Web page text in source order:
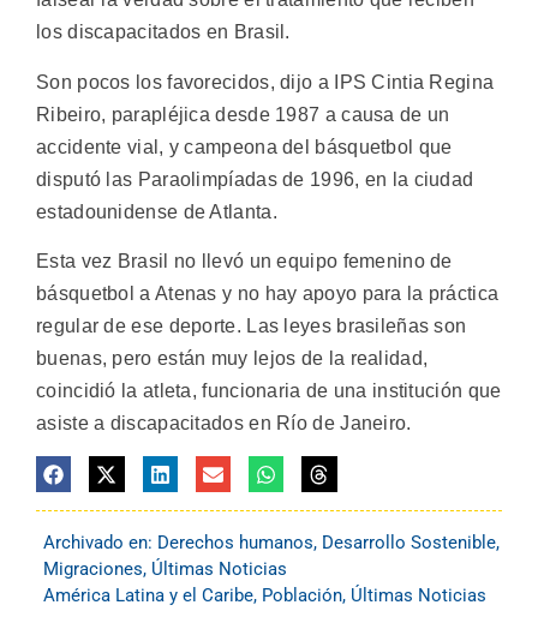
los discapacitados en Brasil.
Son pocos los favorecidos, dijo a IPS Cintia Regina
Ribeiro, parapléjica desde 1987 a causa de un
accidente vial, y campeona del básquetbol que
disputó las Paraolimpíadas de 1996, en la ciudad
estadounidense de Atlanta.
Esta vez Brasil no llevó un equipo femenino de
básquetbol a Atenas y no hay apoyo para la práctica
regular de ese deporte. Las leyes brasileñas son
buenas, pero están muy lejos de la realidad,
coincidió la atleta, funcionaria de una institución que
asiste a discapacitados en Río de Janeiro.
Archivado en: Derechos humanos, Desarrollo Sostenible,
Migraciones, Últimas Noticias
América Latina y el Caribe, Población, Últimas Noticias